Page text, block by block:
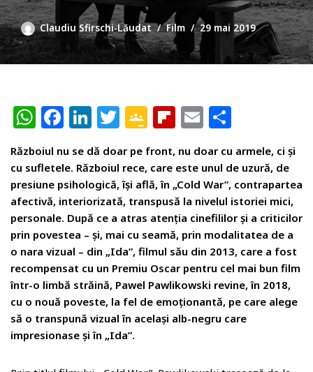
Claudiu Sfirschi-Lăudat Film 29 mai 2019
W
h
at
s
A
p
p
F
c
e
b
o
o
k
Li
n
k
e
dI
n
T
itt
e
r
G
o
o
gl
e
Cl
a
ss
r
o
m
Fl
b
o
ar
d
E
ai
l
ta
je
az
ă
Războiul nu se dă doar pe front, nu doar cu armele, ci și
cu sufletele. Războiul rece, care este unul de uzură, de
presiune psihologică, își află, în „Cold War”, contrapartea
afectivă, interiorizată, transpusă la nivelul istoriei mici,
personale. După ce a atras atenția cinefililor și a criticilor
prin povestea – și, mai cu seamă, prin modalitatea de a
o nara vizual – din „Ida”, filmul său din 2013, care a fost
recompensat cu un Premiu Oscar pentru cel mai bun film
într-o limbă străină, Pawel Pawlikowski revine, în 2018,
cu o nouă poveste, la fel de emoționantă, pe care alege
să o transpună vizual în același alb-negru care
impresionase și în „Ida”.